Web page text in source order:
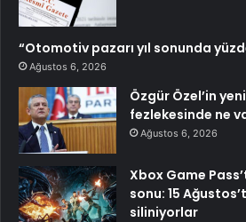
“Otomotiv pazarı yıl sonunda
Ağustos 6, 2026
Özgür Özel’in
fezlekesinde ne
Ağustos 6, 2026
Xbox Game
sonu: 15
siliniyorlar